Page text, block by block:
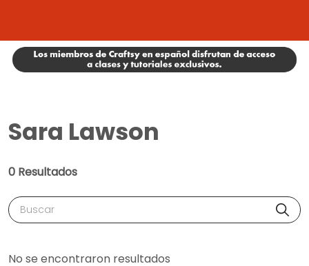
Sara Lawson
0 Resultados
Buscar
No se encontraron resultados